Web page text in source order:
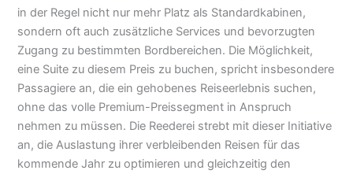
in der Regel nicht nur mehr Platz als Standardkabinen,
sondern oft auch zusätzliche Services und bevorzugten
Zugang zu bestimmten Bordbereichen. Die Möglichkeit,
eine Suite zu diesem Preis zu buchen, spricht insbesondere
Passagiere an, die ein gehobenes Reiseerlebnis suchen,
ohne das volle Premium-Preissegment in Anspruch
nehmen zu müssen. Die Reederei strebt mit dieser Initiative
an, die Auslastung ihrer verbleibenden Reisen für das
kommende Jahr zu optimieren und gleichzeitig den